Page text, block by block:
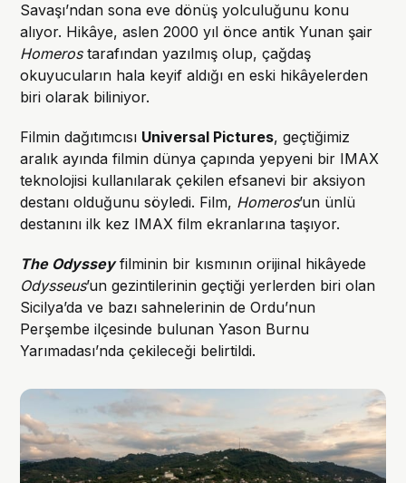
Savaşı’ndan sona eve dönüş yolculuğunu konu
alıyor. Hikâye, aslen 2000 yıl önce antik Yunan şair
Homerostarafından yazılmış olup, çağdaş
okuyucuların hala keyif aldığı en eski hikâyelerden
biri olarak biliniyor.
Filmin dağıtımcısı Universal Pictures, geçtiğimiz
aralık ayında filmin dünya çapında yepyeni bir IMAX
teknolojisi kullanılarak çekilen efsanevi bir aksiyon
destanı olduğunu söyledi. Film, Homeros’un ünlü
destanını ilk kez IMAX film ekranlarına taşıyor.
The Odysseyfilminin bir kısmının orijinal hikâyede
Odysseus’un gezintilerinin geçtiği yerlerden biri olan
Sicilya’da ve bazı sahnelerinin de Ordu’nun
Perşembe ilçesinde bulunan Yason Burnu
Yarımadası’nda çekileceği belirtildi.